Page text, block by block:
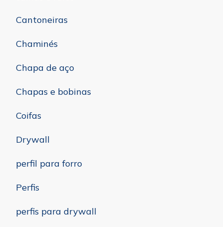
Cantoneiras
Chaminés
Chapa de aço
Chapas e bobinas
Coifas
Drywall
perfil para forro
Perfis
perfis para drywall